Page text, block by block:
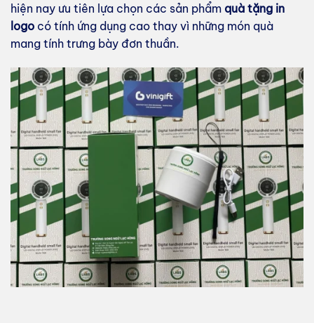
hiện nay ưu tiên lựa chọn các sản phẩm quà tặng in
logo có tính ứng dụng cao thay vì những món quà
mang tính trưng bày đơn thuần.